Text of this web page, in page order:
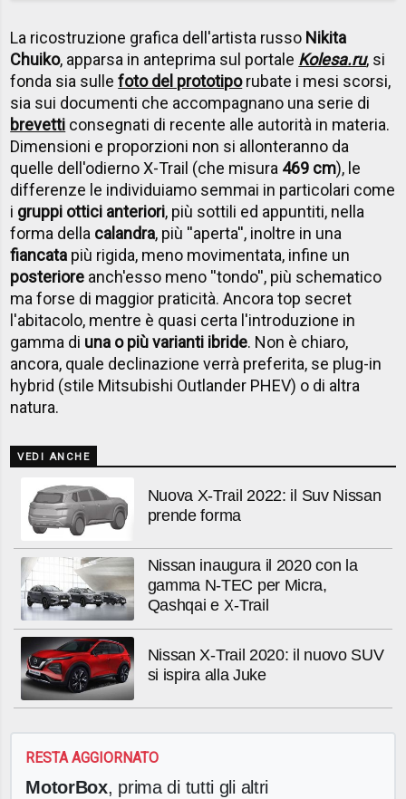
La ricostruzione grafica dell'artista russo Nikita
Chuiko, apparsa in anteprima sul portale Kolesa.ru, si
fonda sia sullefoto del prototiporubate i mesi scorsi,
sia sui documenti che accompagnano una serie di
brevetti consegnati di recente alle autorità in materia.
Dimensioni e proporzioni non si allonteranno da
quelle dell'odierno X-Trail (che misura 469 cm), le
differenze le individuiamo semmai in particolari come
i gruppi ottici anteriori, più sottili ed appuntiti, nella
forma della calandra, più ''aperta'', inoltre in una
fiancata più rigida, meno movimentata, infine un
posteriore anch'esso meno ''tondo'', più schematico
ma forse di maggior praticità. Ancora top secret
l'abitacolo, mentre è quasi certa l'introduzione in
gamma di una o più varianti ibride. Non è chiaro,
ancora, quale declinazione verrà preferita, se plug-in
hybrid (stile Mitsubishi Outlander PHEV) o di altra
natura.
VEDI ANCHE
Nuova X-Trail 2022: il Suv Nissan
prende forma
Nissan inaugura il 2020 con la
gamma N-TEC per Micra,
Qashqai e X-Trail
Nissan X-Trail 2020: il nuovo SUV
si ispira alla Juke
RESTA AGGIORNATO
MotorBox, prima di tutti gli altri